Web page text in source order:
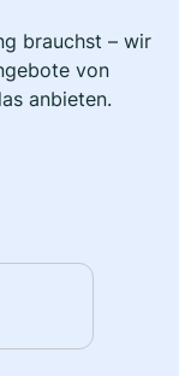
brauchst – wir
von
anbieten.